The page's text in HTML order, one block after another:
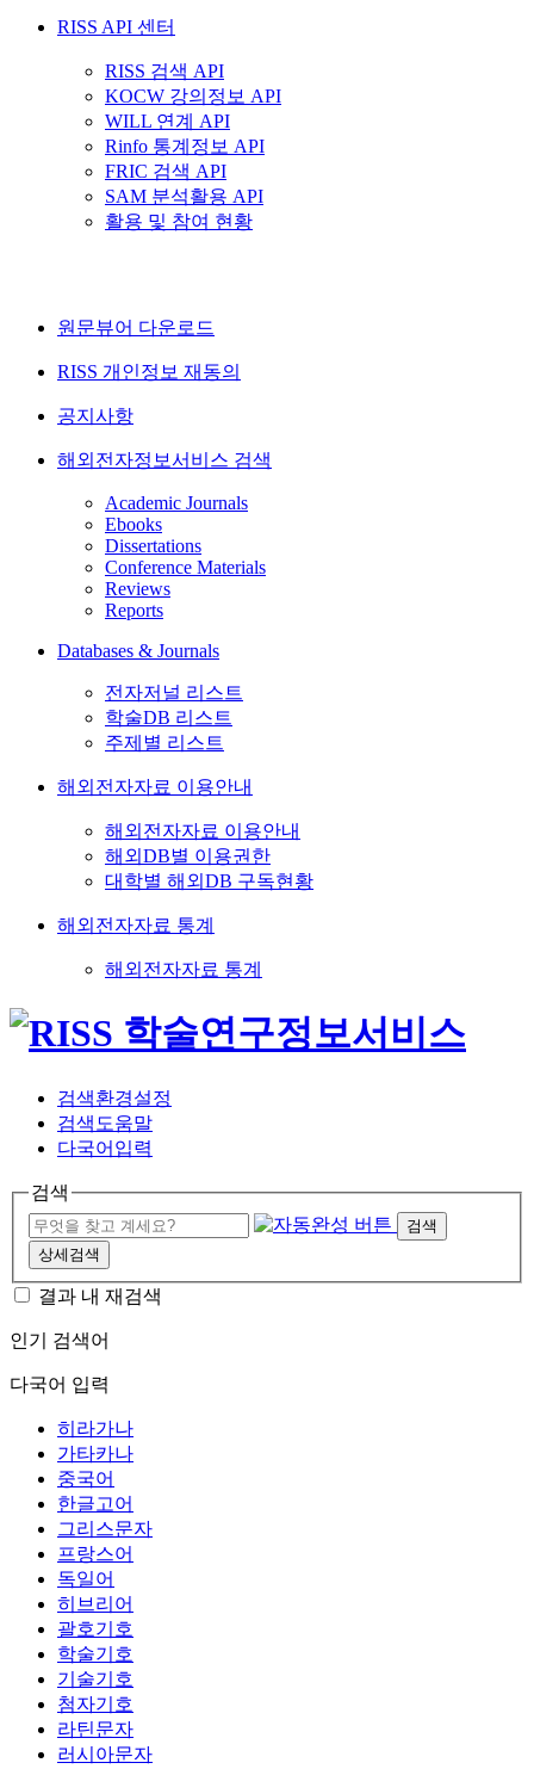
RISS API 센터
RISS 검색 API
KOCW 강의정보 API
WILL 연계 API
Rinfo 통계정보 API
FRIC 검색 API
SAM 분석활용 API
활용 및 참여 현황
원문뷰어 다운로드
RISS 개인정보 재동의
공지사항
해외전자정보서비스 검색
Academic Journals
Ebooks
Dissertations
Conference Materials
Reviews
Reports
Databases & Journals
전자저널 리스트
학술DB 리스트
주제별 리스트
해외전자자료 이용안내
해외전자자료 이용안내
해외DB별 이용권한
대학별 해외DB 구독현황
해외전자자료 통계
해외전자자료 통계
검색환경설정
검색도움말
다국어입력
검색
검색
상세검색
결과 내 재검색
인기 검색어
다국어 입력
히라가나
가타카나
중국어
한글고어
그리스문자
프랑스어
독일어
히브리어
괄호기호
학술기호
기술기호
첨자기호
라틴문자
러시아문자